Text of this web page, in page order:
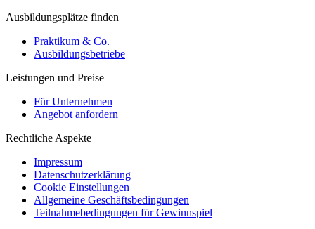
Ausbildungsplätze finden
Praktikum & Co.
Ausbildungsbetriebe
Leistungen und Preise
Für Unternehmen
Angebot anfordern
Rechtliche Aspekte
Impressum
Datenschutzerklärung
Cookie Einstellungen
Allgemeine Geschäftsbedingungen
Teilnahmebedingungen für Gewinnspiel